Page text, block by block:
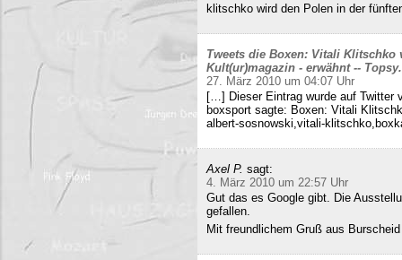
klitschko wird den Polen in der
Tweets die Boxen: Vitali Klitschko
Kult(ur)magazin - erwähnt --
27. März 2010 um 04:07 Uhr
[…] Dieser Eintrag wurde auf Twitter
boxsport sagte: Boxen: Vitali
albert-sosnowski,vitali-
Axel P. sagt:
4. März 2010 um 22:57 Uhr
Gut das es Google gibt. Die
gefallen.
Mit freundlichem Gruß aus Burscheid